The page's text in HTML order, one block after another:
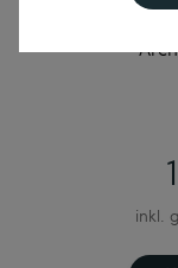
inkl.